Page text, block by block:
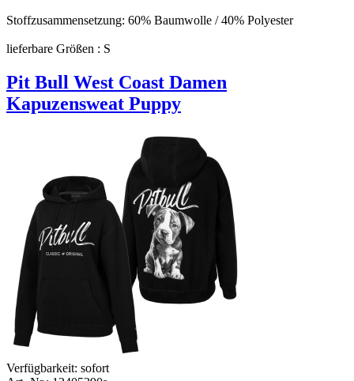
Stoffzusammensetzung: 60% Baumwolle / 40% Polyester
lieferbare Größen : S
Pit Bull West Coast Damen
Kapuzensweat Puppy
Verfügbarkeit: sofort